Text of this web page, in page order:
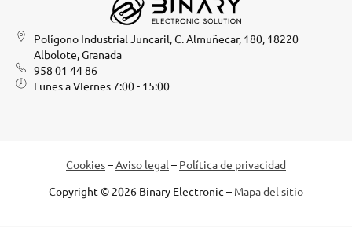
Polígono Industrial Juncaril, C. Almuñecar, 180, 18220
Albolote, Granada
958 01 44 86
Lunes a VIernes 7:00 - 15:00
Cookies–Aviso legal – Política de privacidad
Copyright © 2026 Binary Electronic – Mapa del sitio